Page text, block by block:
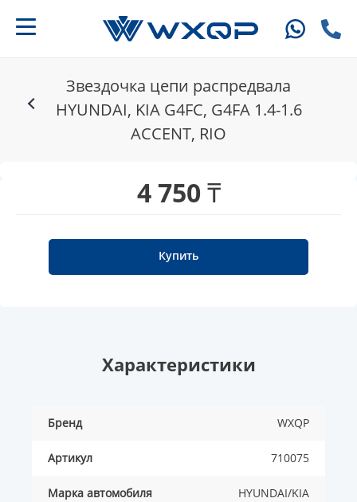
Звездочка цепи распредвала
HYUNDAI, KIA G4FC, G4FA 1.4-1.6
ACCENT, RIO
4 750 ₸
Купить
Характеристики
Бренд WXQP
Артикул 710075
Марка автомобиля HYUNDAI/KIA